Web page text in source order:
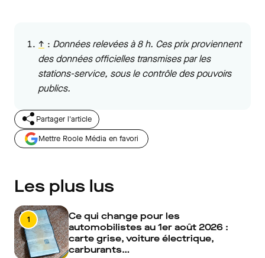
↑ : Données relevées à 8 h. Ces prix proviennent
des données officielles transmises par les
stations-service, sous le contrôle des pouvoirs
publics.
Partager l'article
Mettre Roole Média en favori
Les plus lus
1
Ce qui change pour les
automobilistes au 1er août 2026 :
carte grise, voiture électrique,
carburants…